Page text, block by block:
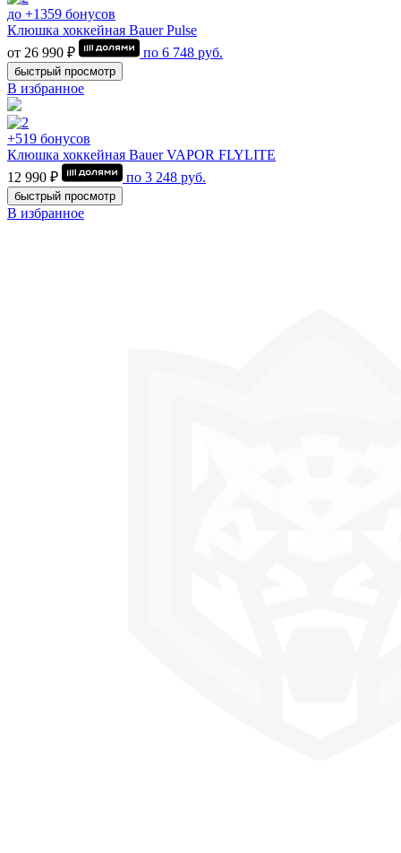
до +1359 бонусов
Клюшка хоккейная Bauer Pulse
от 26 990 ₽
по 6 748 руб.
быстрый просмотр
В избранное
+519 бонусов
Клюшка хоккейная Bauer VAPOR FLYLITE
12 990 ₽
по 3 248 руб.
быстрый просмотр
В избранное